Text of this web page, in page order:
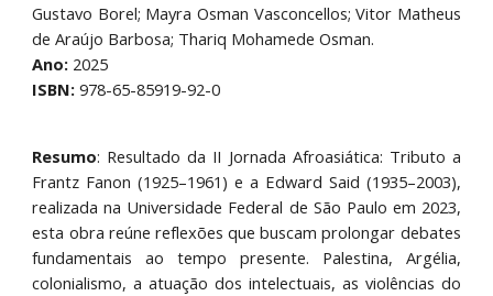
Gustavo Borel; Mayra Osman Vasconcellos; Vitor Matheus
de Araújo Barbosa; Thariq Mohamede Osman.
Ano: 2025
ISBN:978-65-85919-92-0
Resumo: Resultado da II Jornada Afroasiática: Tributo a
Frantz Fanon (1925–1961) e a Edward Said (1935–2003),
realizada na Universidade Federal de São Paulo em 2023,
esta obra reúne reflexões que buscam prolongar debates
fundamentais ao tempo presente. Palestina, Argélia,
colonialismo, a atuação dos intelectuais, as violências do